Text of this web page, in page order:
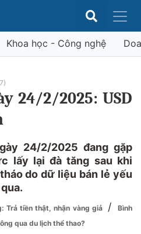
Khoa học - Công nghệ
24/2/2025: USD
24/2/2025 đang gặp
lấy lại đà tăng sau khi
do dữ liệu bán lẻ yếu
Trả tiền thật, nhận vàng giả /
Bình
qua du lịch thể thao?